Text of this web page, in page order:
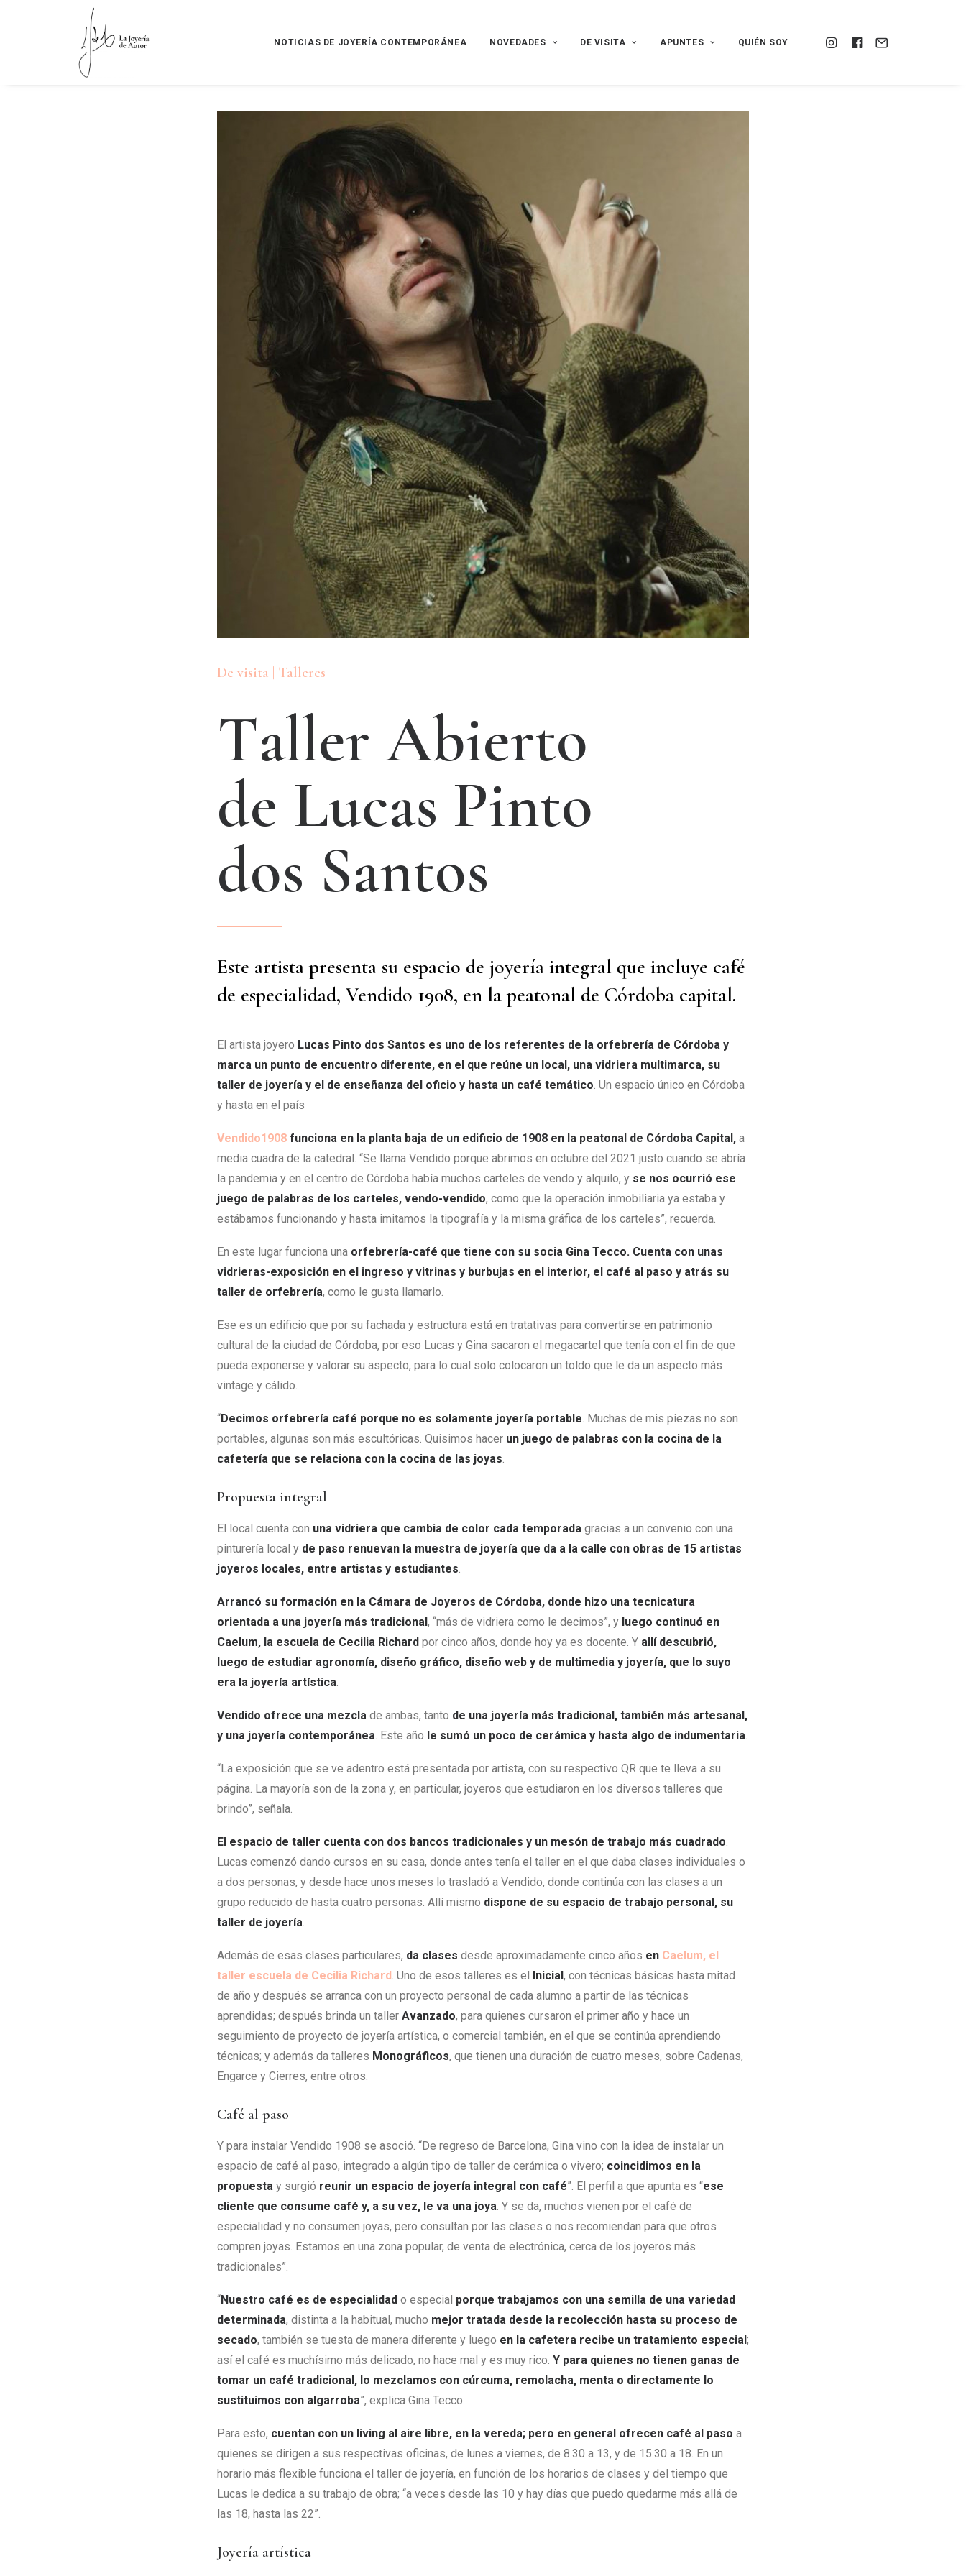
NOTICIAS DE JOYERÍA CONTEMPORÁNEA NOVEDADES DE VISITA APUNTES QUIÉN SOY
De visita | Talleres
Taller Abierto
de Lucas Pinto
dos Santos
Este artista presenta su espacio de joyería integral que incluye café
de especialidad, Vendido 1908, en la peatonal de Córdoba capital.
El artista joyero Lucas Pinto dos Santos es uno de los referentes de la orfebrería de Córdoba y
marca un punto de encuentro diferente, en el que reúne un local, una vidriera multimarca, su
taller de joyería y el de enseñanza del oficio y hasta un café temático. Un espacio único en Córdoba
y hasta en el país
Vendido1908 funciona en la planta baja de un edificio de 1908 en la peatonal de Córdoba Capital, a
media cuadra de la catedral. “Se llama Vendido porque abrimos en octubre del 2021 justo cuando se abría
la pandemia y en el centro de Córdoba había muchos carteles de vendo y alquilo, y se nos ocurrió ese
juego de palabras de los carteles, vendo-vendido, como que la operación inmobiliaria ya estaba y
estábamos funcionando y hasta imitamos la tipografía y la misma gráfica de los carteles”, recuerda.
En este lugar funciona una orfebrería-café que tiene con su socia Gina Tecco. Cuenta con unas
vidrieras-exposición en el ingreso y vitrinas y burbujas en el interior, el café al paso y atrás su
taller de orfebrería, como le gusta llamarlo.
Ese es un edificio que por su fachada y estructura está en tratativas para convertirse en patrimonio
cultural de la ciudad de Córdoba, por eso Lucas y Gina sacaron el megacartel que tenía con el fin de que
pueda exponerse y valorar su aspecto, para lo cual solo colocaron un toldo que le da un aspecto más
vintage y cálido.
“Decimos orfebrería café porque no es solamente joyería portable. Muchas de mis piezas no son
portables, algunas son más escultóricas. Quisimos hacer un juego de palabras con la cocina de la
cafetería que se relaciona con la cocina de las joyas.
Propuesta integral
El local cuenta con una vidriera que cambia de color cada temporada gracias a un convenio con una
pinturería local y de paso renuevan la muestra de joyería que da a la calle con obras de 15 artistas
joyeros locales, entre artistas y estudiantes.
Arrancó su formación en la Cámara de Joyeros de Córdoba, donde hizo una tecnicatura
orientada a una joyería más tradicional, “más de vidriera como le decimos”, y luego continuó en
Caelum, la escuela de Cecilia Richard por cinco años, donde hoy ya es docente. Y allí descubrió,
luego de estudiar agronomía, diseño gráfico, diseño web y de multimedia y joyería, que lo suyo
era la joyería artística.
Vendido ofrece una mezcla de ambas, tanto de una joyería más tradicional, también más artesanal,
y una joyería contemporánea. Este año le sumó un poco de cerámica y hasta algo de indumentaria.
“La exposición que se ve adentro está presentada por artista, con su respectivo QR que te lleva a su
página. La mayoría son de la zona y, en particular, joyeros que estudiaron en los diversos talleres que
brindo”, señala.
El espacio de taller cuenta con dos bancos tradicionales y un mesón de trabajo más cuadrado.
Lucas comenzó dando cursos en su casa, donde antes tenía el taller en el que daba clases individuales o
a dos personas, y desde hace unos meses lo trasladó a Vendido, donde continúa con las clases a un
grupo reducido de hasta cuatro personas. Allí mismo dispone de su espacio de trabajo personal, su
taller de joyería.
Además de esas clases particulares, da clases desde aproximadamente cinco años en Caelum, el
taller escuela de Cecilia Richard. Uno de esos talleres es el Inicial, con técnicas básicas hasta mitad
de año y después se arranca con un proyecto personal de cada alumno a partir de las técnicas
aprendidas; después brinda un taller Avanzado, para quienes cursaron el primer año y hace un
seguimiento de proyecto de joyería artística, o comercial también, en el que se continúa aprendiendo
técnicas; y además da talleres Monográficos, que tienen una duración de cuatro meses, sobre Cadenas,
Engarce y Cierres, entre otros.
Café al paso
Y para instalar Vendido 1908 se asoció. “De regreso de Barcelona, Gina vino con la idea de instalar un
espacio de café al paso, integrado a algún tipo de taller de cerámica o vivero; coincidimos en la
propuesta y surgió reunir un espacio de joyería integral con café”. El perfil a que apunta es “ese
cliente que consume café y, a su vez, le va una joya. Y se da, muchos vienen por el café de
especialidad y no consumen joyas, pero consultan por las clases o nos recomiendan para que otros
compren joyas. Estamos en una zona popular, de venta de electrónica, cerca de los joyeros más
tradicionales”.
“Nuestro café es de especialidad o especial porque trabajamos con una semilla de una variedad
determinada, distinta a la habitual, mucho mejor tratada desde la recolección hasta su proceso de
secado, también se tuesta de manera diferente y luego en la cafetera recibe un tratamiento especial;
así el café es muchísimo más delicado, no hace mal y es muy rico. Y para quienes no tienen ganas de
tomar un café tradicional, lo mezclamos con cúrcuma, remolacha, menta o directamente lo
sustituimos con algarroba”, explica Gina Tecco.
Para esto, cuentan con un living al aire libre, en la vereda; pero en general ofrecen café al paso a
quienes se dirigen a sus respectivas oficinas, de lunes a viernes, de 8.30 a 13, y de 15.30 a 18. En un
horario más flexible funciona el taller de joyería, en función de los horarios de clases y del tiempo que
Lucas le dedica a su trabajo de obra; “a veces desde las 10 y hay días que puedo quedarme más allá de
las 18, hasta las 22”.
Joyería artística